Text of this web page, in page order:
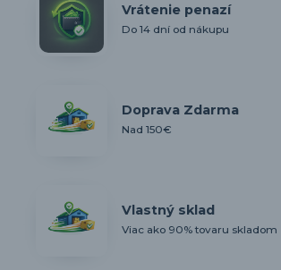
Vrátenie penazí
Do 14 dní od nákupu
Doprava Zdarma
Nad 150€
Vlastný sklad
Viac ako 90% tovaru skladom